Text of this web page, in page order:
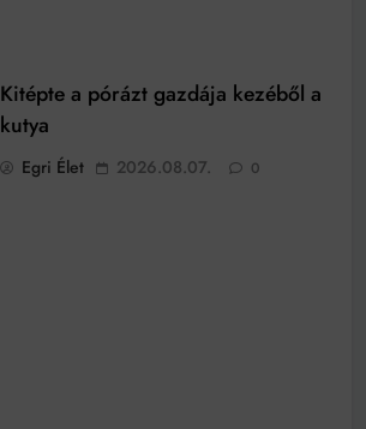
Kitépte a pórázt gazdája kezéből a
kutya
Egri Élet 2026.08.07. 0